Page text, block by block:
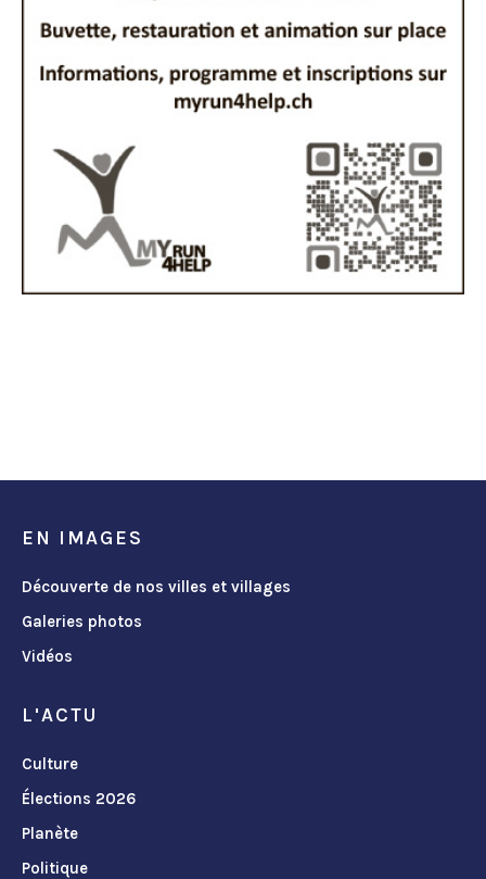
EN IMAGES
Découverte de nos villes et villages
Galeries photos
Vidéos
L'ACTU
Culture
Élections 2026
Planète
Politique